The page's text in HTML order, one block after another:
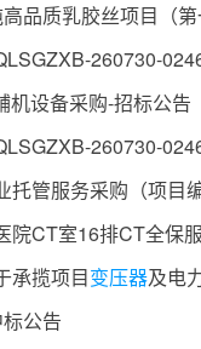
品质乳胶丝项目（
260730-
机设备采购-招标公告
260730-
托管服务采购（项目
室16排CT全保服务
承揽项目变压器及电
公告